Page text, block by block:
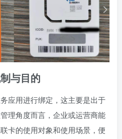
与目的
应用进行绑定，这主要是出于
理角度而言，企业或运营商能
卡的使用对象和使用场景，便